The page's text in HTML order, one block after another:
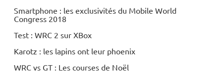
Smartphone : les exclusivités du Mobile World
Congress 2018
Test : WRC 2 sur XBox
Karotz : les lapins ont leur phoenix
WRC vs GT : Les courses de Noël